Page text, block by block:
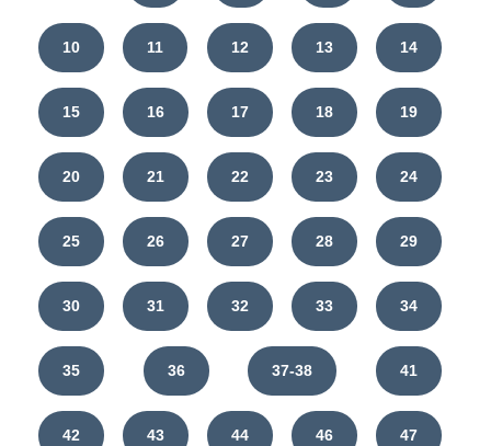
10 11 12 13 14
15 16 17 18 19
20 21 22 23 24
25 26 27 28 29
30 31 32 33 34
35 36 37-38 41
42 43 44 46 47